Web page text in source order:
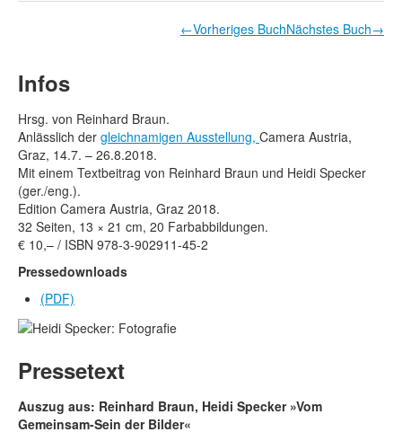
Fotoarchiv Pierre Bourdieu
Rechtliche Informationen
←Vorheriges BuchNächstes Buch→
Infos
Hrsg. von Reinhard Braun.
Anlässlich der gleichnamigen Ausstellung, Camera Austria,
Graz, 14.7. – 26.8.2018.
Mit einem Textbeitrag von Reinhard Braun und Heidi Specker
(ger./eng.).
Edition Camera Austria, Graz 2018.
32 Seiten, 13 × 21 cm, 20 Farbabbildungen.
€ 10,– / ISBN 978-3-902911-45-2
Pressedownloads
(PDF)
Pressetext
Auszug aus: Reinhard Braun, Heidi Specker »Vom
Gemeinsam-Sein der Bilder«